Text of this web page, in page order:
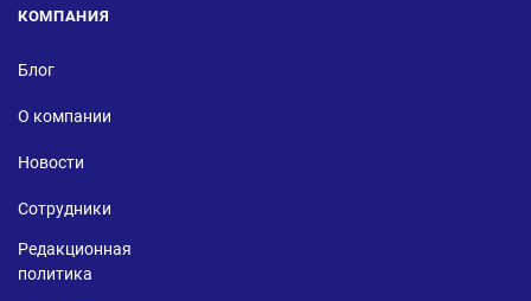
КОМПАНИЯ
Блог
О компании
Новости
Сотрудники
Редакционная
политика